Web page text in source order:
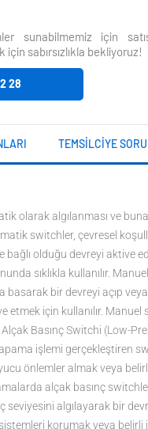
sunabilmemiz için
sabırsızlıkla bekliyoruz!
28
TEMSILCIYE
olarak algılanması ve
switchler, çevresel
olduğu devreyi aktive
sıklıkla kullanılır.
basarak bir devreyi açıp
etmek için kullanılır. Manuel
Basınç Switchi (Low-
işlemi gerçekleştiren
önlemler almak veya
alçak basınç switchleri
seviyesini algılayarak bir
korumak veya